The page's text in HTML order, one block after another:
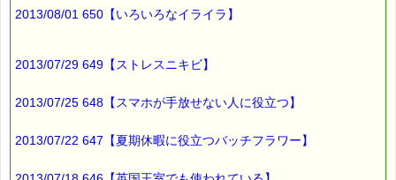
ルです。
∞∞∞∞∞∞∞∞∞∞∞∞∞∞∞∞∞∞∞∞∞∞∞∞∞∞∞∞∞∞∞∞∞
→https://pass-thyme.com/special/maga_back2013.asp
購読解除はこちらからできます
→https://pass-thyme.com/special/mailmaga.asp
2013/08/01 650【いろいろなイライラ】
2013/07/29 649【ストレスニキビ】
2013/07/25 648【スマホが手放せない人に役立つ】
2013/07/22 647【夏期休暇に役立つバッチフラワー】